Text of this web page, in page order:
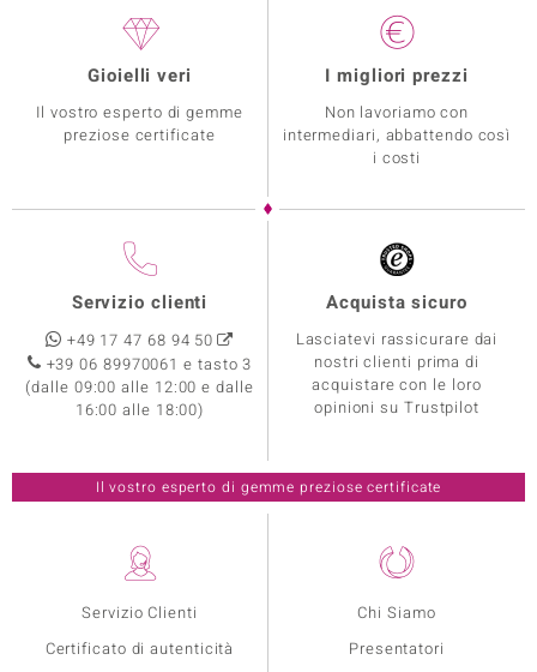
Servizio Clienti
Certificato di autenticità
Chi Siamo
Presentatori
Gioielli veri
Il vostro esperto di gemme
preziose certificate
I migliori prezzi
Non lavoriamo con
intermediari, abbattendo così
i costi
Servizio clienti
+49 17 47 68 94 50
+39 06 89970061 e tasto 3
(dalle 09:00 alle 12:00 e dalle
16:00 alle 18:00)
Acquista sicuro
Lasciatevi rassicurare dai
nostri clienti prima di
acquistare con le loro
opinioni su Trustpilot
Il vostro esperto di gemme preziose certificate